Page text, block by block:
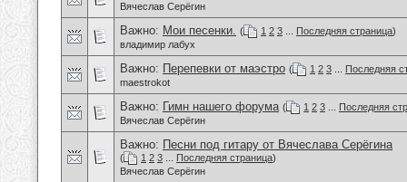
Вячеслав Серёгин
Важно: Мои песенки. ( 1 2 3 Последняя страница)
владимир лабух
Важно: Перепевки от маэстро ( 1 2 3
Последняя
maestrokot
Важно: Гимн нашего форума ( 1 2 3
Последняя
Вячеслав Серёгин
Важно: Песни под гитару от Вячеслава Серёгина
( 1 2 3 Последняя страница)
Вячеслав Серёгин